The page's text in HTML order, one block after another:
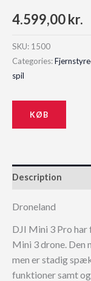
4.599,00kr.
SKU: 1500
Categories:
spil
KØB
Description
Droneland
DJI Mini 3 Pro har
Mini 3 drone. Den
men er stadig
funktioner samt